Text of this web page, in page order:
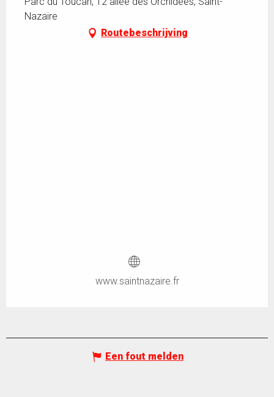
Nazaire
Routebeschrijving
www.saintnazaire.fr
Een fout melden